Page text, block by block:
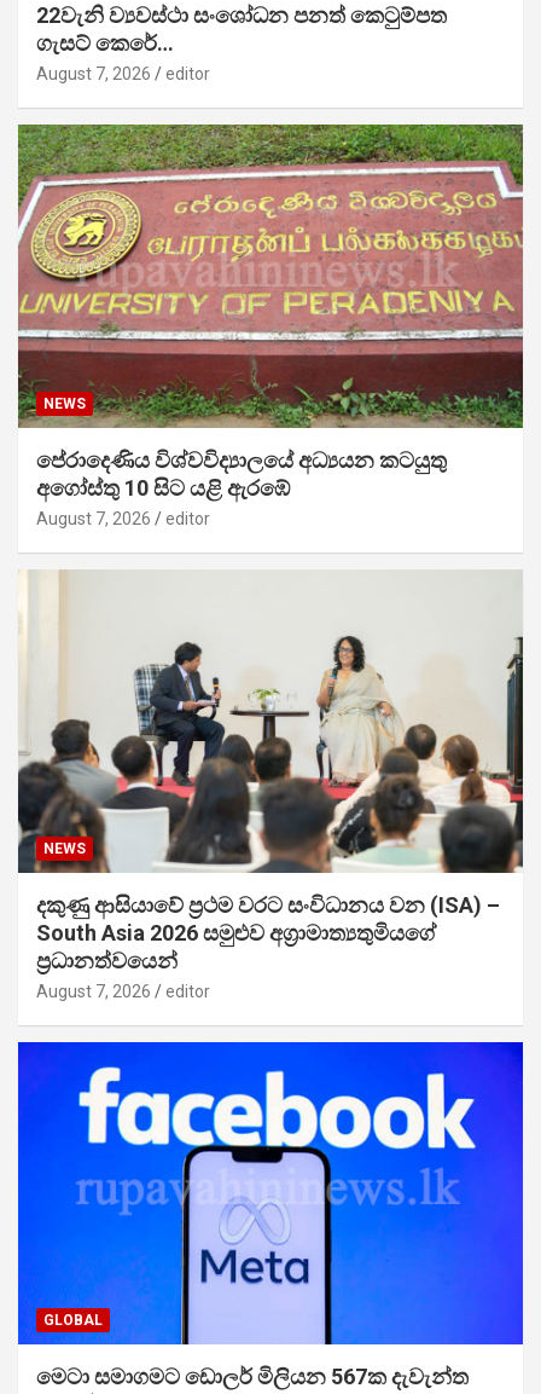
22වැනි ව්‍යවස්ථා සංශෝධන පනත් කෙටුම්පත
ගැසට් කෙරේ…
August 7, 2026 editor
NEWS
පේරාදෙණිය විශ්වවිද්‍යාලයේ අධ්‍යයන කටයුතු
අගෝස්තු 10 සිට යළි ඇරඹේ
August 7, 2026 editor
NEWS
දකුණු ආසියාවේ ප්‍රථම වරට සංවිධානය වන (ISA) –
South Asia 2026 සමුළුව අග්‍රාමාත්‍යතුමියගේ
ප්‍රධානත්වයෙන්
August 7, 2026 editor
GLOBAL
මෙටා සමාගමට ඩොලර් මිලියන 567ක දැවැන්ත